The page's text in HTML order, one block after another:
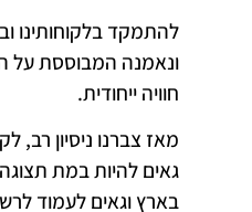
להתמקד בלקוחותינו
ונאמנה המבוססת על
חוויה ייחודית.
מאז צברנו ניסיון רב,
גאים להיות במת
בארץ וגאים לעמוד